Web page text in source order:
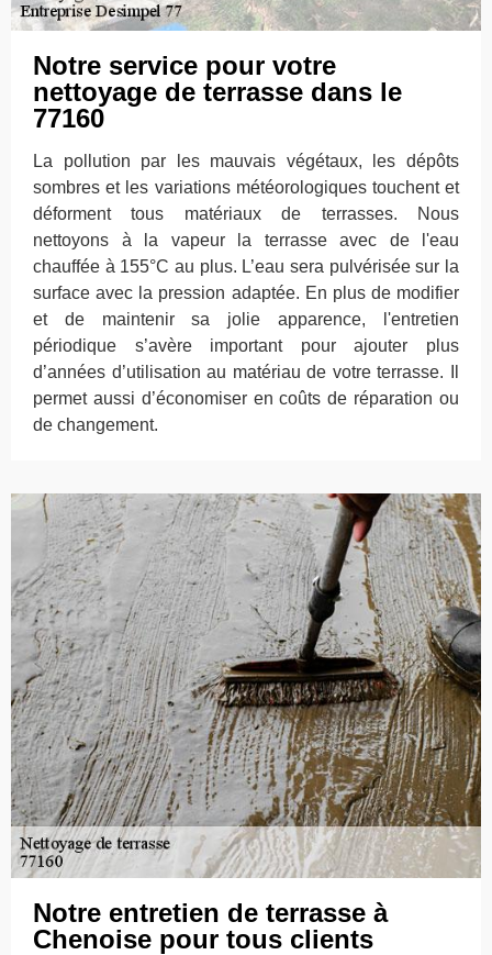
Notre service pour votre
nettoyage de terrasse dans le
77160
La pollution par les mauvais végétaux, les dépôts
sombres et les variations météorologiques touchent et
déforment tous matériaux de terrasses. Nous
nettoyons à la vapeur la terrasse avec de l'eau
chauffée à 155°C au plus. L’eau sera pulvérisée sur la
surface avec la pression adaptée. En plus de modifier
et de maintenir sa jolie apparence, l'entretien
périodique s’avère important pour ajouter plus
d’années d’utilisation au matériau de votre terrasse. Il
permet aussi d’économiser en coûts de réparation ou
de changement.
Notre entretien de terrasse à
Chenoise pour tous clients